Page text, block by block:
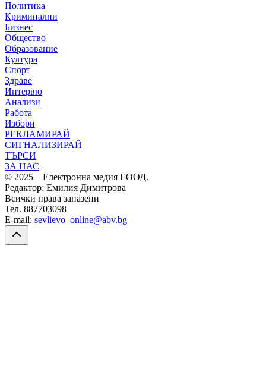
Политика
Криминални
Бизнес
Общество
Образование
Култура
Спорт
Здраве
Интервю
Анализи
Работа
Избори
РЕКЛАМИРАЙ
СИГНАЛИЗИРАЙ
ТЪРСИ
ЗА НАС
© 2025 – Електронна медия ЕООД.
Редактор: Емилия Димитрова
Всички права запазени
Тел. 887703098
E-mail: sevlievo_online@abv.bg